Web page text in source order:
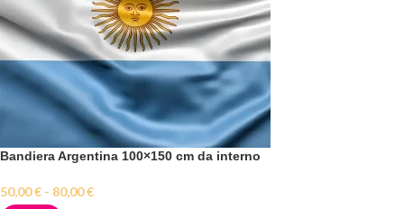
Bandiera Argentina 100×150 cm da interno
50,00€ - 80,00€